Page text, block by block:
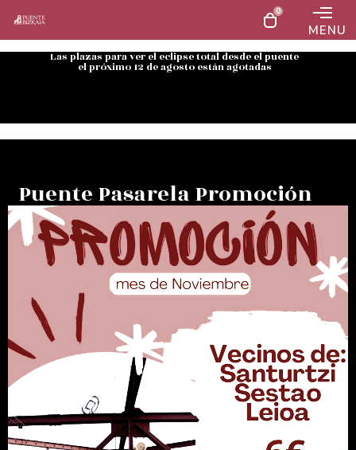
0
MENU
Las plazas para ver el eclipse total desde el puente
el próximo 12 de agosto están agotadas
Puente Pasarela Promoción